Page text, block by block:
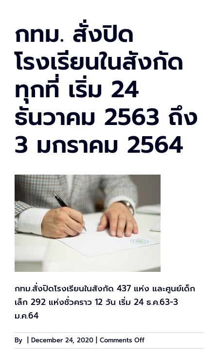
กทม. สั่งปิด
โรงเรียนในสังกัด
ทุกที่ เริ่ม 24
ธันวาคม 2563 ถึง
3 มกราคม 2564
กทม.สั่งปิดโรงเรียนในสังกัด 437 แห่ง และศูนย์เด็ก
เล็ก 292 แห่งชั่วคราว 12 วัน เริ่ม 24 ธ.ค.63-3
ม.ค.64
By December 24, 2020 Comments Offon
กทม.